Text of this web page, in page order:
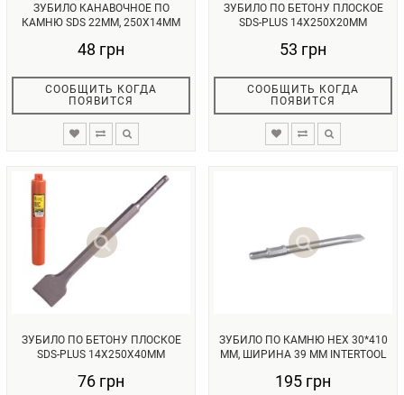
ЗУБИЛО КАНАВОЧНОЕ ПО
КАМНЮ SDS 22ММ, 250X14ММ
48 грн
СООБЩИТЬ КОГДА
ПОЯВИТСЯ
ЗУБИЛО ПО БЕТОНУ ПЛОСКОЕ
SDS-PLUS 14X250Х20ММ
53 грн
СООБЩИТЬ КОГДА
ПОЯВИТСЯ
ЗУБИЛО ПО БЕТОНУ ПЛОСКОЕ
SDS-PLUS 14X250Х40ММ
76 грн
ЗУБИЛО ПО КАМНЮ HEX 30*410
ММ, ШИРИНА 39 ММ INTERTOOL
195 грн